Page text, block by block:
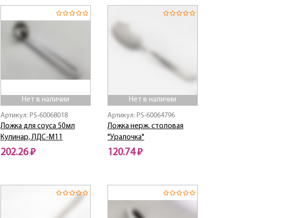
Нет в наличии
Артикул: PS-60068018
Ложка для соуса 50мл
Кулинар, ЛДС-М11
202.26 ₽
Нет в наличии
Артикул: PS-60064796
Ложка нерж. столовая
"Уралочка"
120.74 ₽